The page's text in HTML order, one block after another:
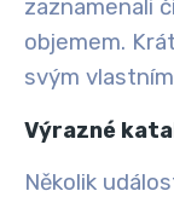
zaznamenali
objemem.
svým
Výrazné
Několik